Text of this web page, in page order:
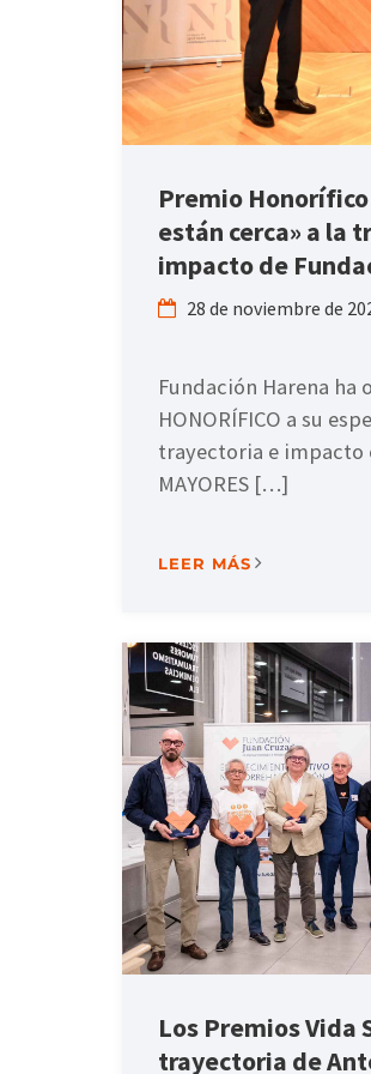
Premio
están cerca» a la
impacto de
28 de noviembre de
Fundación Harena ha
HONORÍFICO a su
trayectoria e impacto
MAYORES […]
LEER MÁS
Los Premios Vida
trayectoria de